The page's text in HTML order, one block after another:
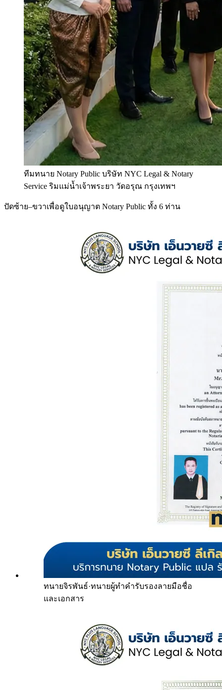
ทีมทนาย Notary Public บริษัท NYC Legal & Notary
Service ริมแม่น้ำเจ้าพระยา วัดอรุณ กรุงเทพฯ
ปัดซ้าย–ขวาเพื่อดูใบอนุญาต Notary Public ทั้ง 6 ท่าน
ทนายจิรพันธ์·ทนายผู้ทำคำรับรองลายมือชื่อ
และเอกสาร